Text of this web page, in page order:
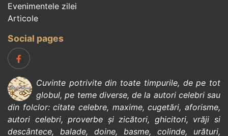
Evenimentele zilei
Articole
Social pages
Cuvinte potrivite din toate timpurile, de pe tot
globul, pe teme diverse, de la autori celebrisau
din folclor:citate celebre, maxime,cugetări,aforisme,
autori celebri,proverbe și zicători, ghicitori, vrăji si
descântece, balade, doine, basme, colinde, urături,